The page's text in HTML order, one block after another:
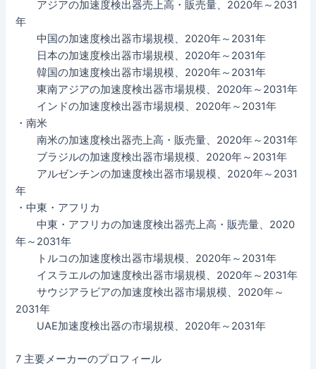
アジアの加速度検出器売上高・販売量、2020年～2031
年
中国の加速度検出器市場規模、2020年～2031年
日本の加速度検出器市場規模、2020年～2031年
韓国の加速度検出器市場規模、2020年～2031年
東南アジアの加速度検出器市場規模、2020年～2031年
インドの加速度検出器市場規模、2020年～2031年
・南米
南米の加速度検出器売上高・販売量、2020年～2031年
ブラジルの加速度検出器市場規模、2020年～2031年
アルゼンチンの加速度検出器市場規模、2020年～2031
年
・中東・アフリカ
中東・アフリカの加速度検出器売上高・販売量、2020
年～2031年
トルコの加速度検出器市場規模、2020年～2031年
イスラエルの加速度検出器市場規模、2020年～2031年
サウジアラビアの加速度検出器市場規模、2020年～
2031年
UAE加速度検出器の市場規模、2020年～2031年
7 主要メーカーのプロフィール